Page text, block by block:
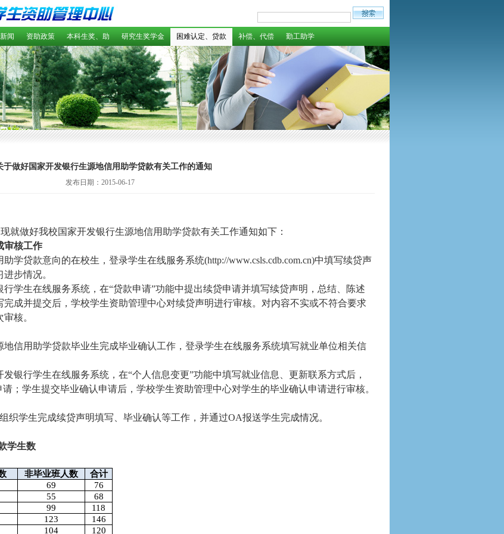
闻 资助政策 本科生奖、助 研究生奖学金 困难认定、贷款 补偿、代偿 勤工助学
于做好国家开发银行生源地信用助学贷款有关工作的通知
发布日期：2015-06-17
就做好我校国家开发银行生源地信用助学贷款有关工作通知如下：
审核工作
学贷款意向的在校生，登录学生在线服务系统(http://www.csls.cdb.com.cn)中填写续贷声
步情况。
行学生在线服务系统，在“贷款申请”功能中提出续贷申请并填写续贷声明，总结、陈述
成并提交后，学校学生资助管理中心对续贷声明进行审核。对内容不实或不符合要求
核。
地信用助学贷款毕业生完成毕业确认工作，登录学生在线服务系统填写就业单位相关信
银行学生在线服务系统，在“个人信息变更”功能中填写就业信息、更新联系方式后，
；学生提交毕业确认申请后，学校学生资助管理中心对学生的毕业确认申请进行审核。
织学生完成续贷声明填写、毕业确认等工作，并通过OA报送学生完成情况。
学生数
非毕业班人数
合计
69
76
55
68
99
118
123
146
104 120